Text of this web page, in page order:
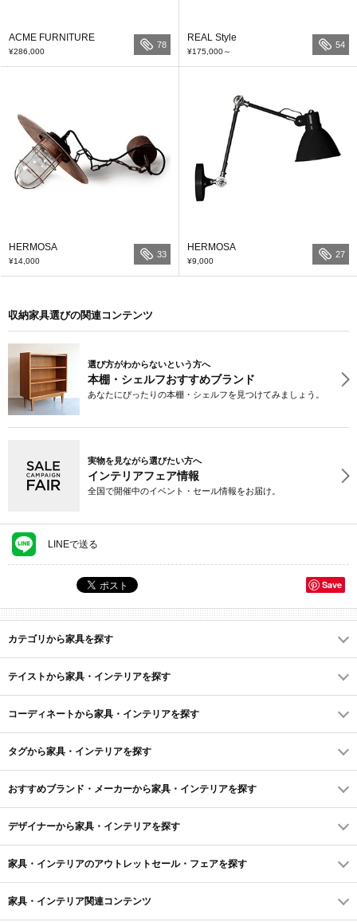
ACME FURNITURE
¥286,000
78
REAL Style
¥175,000～
54
HERMOSA
¥14,000
33
HERMOSA
¥9,000
27
収納家具選びの関連コンテンツ
選び方がわからないという方へ
本棚・シェルフおすすめブランド
あなたにぴったりの本棚・シェルフを見つけてみましょう。
実物を見ながら選びたい方へ
インテリアフェア情報
全国で開催中のイベント・セール情報をお届け。
LINEで送る
Save
カテゴリから家具を探す
テイストから家具・インテリアを探す
コーディネートから家具・インテリアを探す
タグから家具・インテリアを探す
おすすめブランド・メーカーから家具・インテリアを探す
デザイナーから家具・インテリアを探す
家具・インテリアのアウトレットセール・フェアを探す
家具・インテリア関連コンテンツ